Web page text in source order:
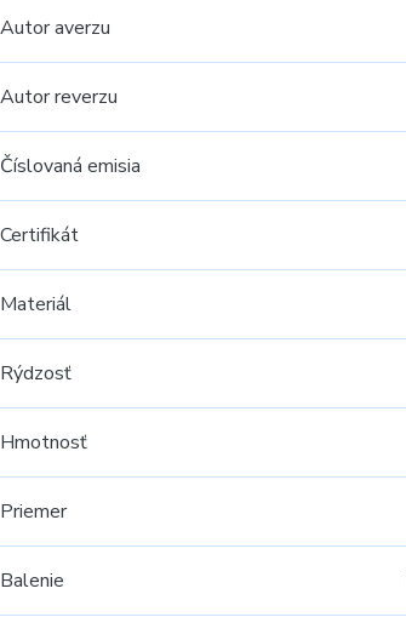
Autor averzu
Autor reverzu
Číslovaná emisia
Certifikát
Materiál
Rýdzosť
Hmotnosť
Priemer
Balenie